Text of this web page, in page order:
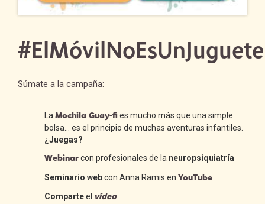
#ElMóvilNoEsUnJuguete
Súmate a la campaña:
La Mochila Guay-fies mucho más que una simple
bolsa… es el principio de muchas aventuras infantiles.
¿Juegas?
Webinarcon profesionales de la neuropsiquiatría
Seminario webcon Anna Ramis en YouTube
Comparteel vídeo